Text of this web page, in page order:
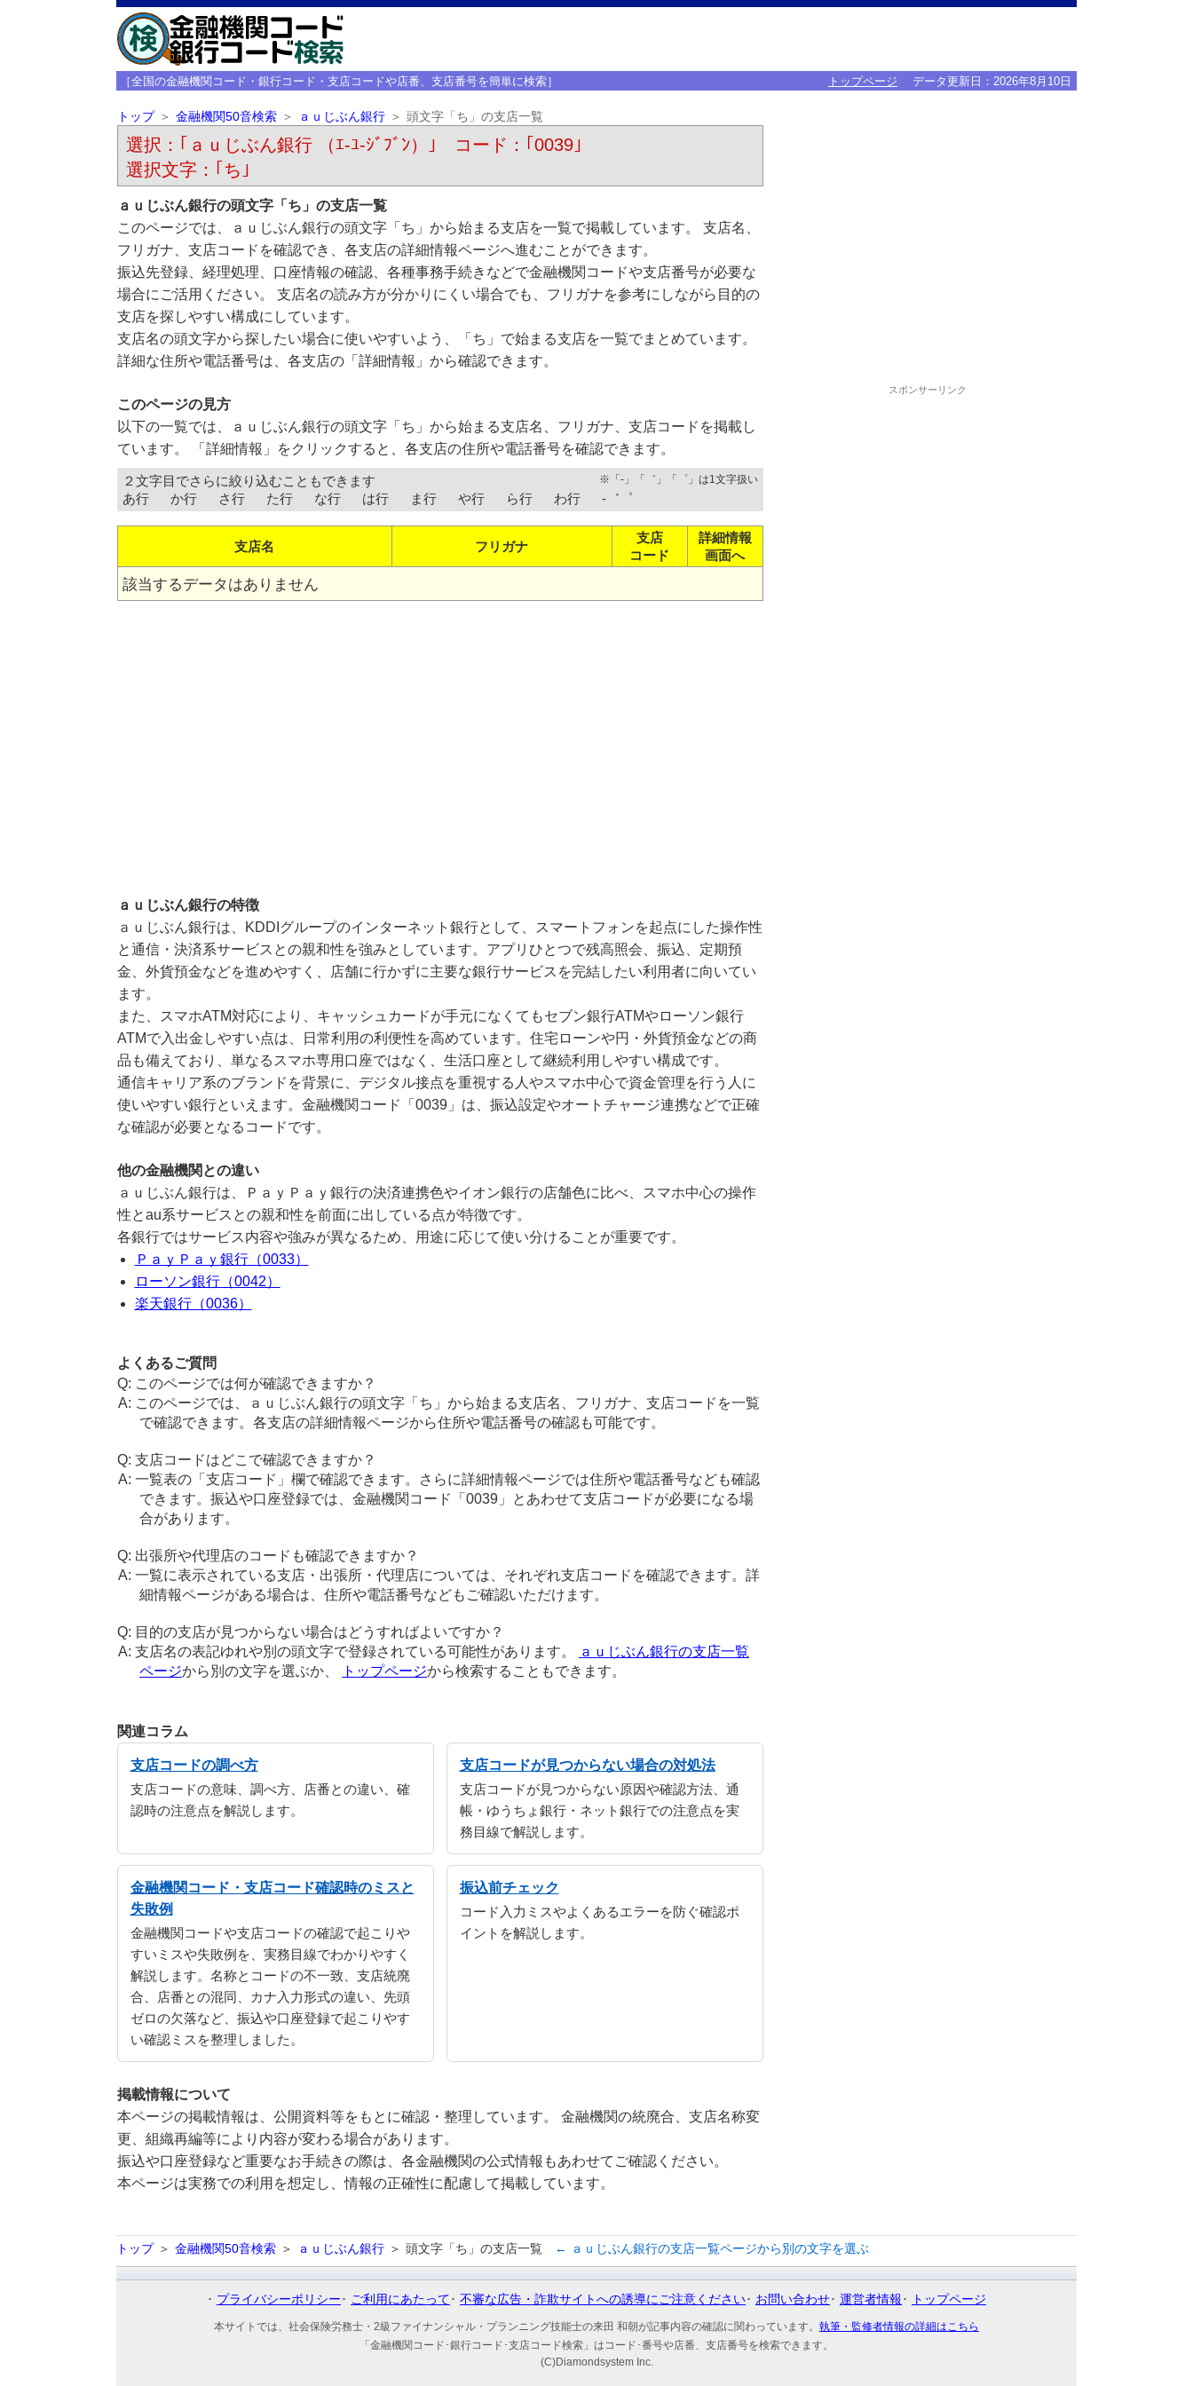
［全国の金融機関コード・銀行コード・支店コードや店番、支店番号を簡単に検索］ トップページ データ更新日： 2026年8月10日
トップ 金融機関50音検索 ａｕじぶん銀行 頭文字「ち」の支店一覧
選択：｢ａｕじぶん銀行 （ｴ-ﾕ-ｼﾞﾌﾞﾝ）｣ コード：｢0039｣
選択文字：｢ち｣
ａｕじぶん銀行の頭文字「ち」の支店一覧
このページでは、ａｕじぶん銀行の頭文字「ち」から始まる支店を一覧で掲載しています。 支店名、
フリガナ、支店コードを確認でき、各支店の詳細情報ページへ進むことができます。
振込先登録、経理処理、口座情報の確認、各種事務手続きなどで金融機関コードや支店番号が必要な
場合にご活用ください。 支店名の読み方が分かりにくい場合でも、フリガナを参考にしながら目的の
支店を探しやすい構成にしています。
支店名の頭文字から探したい場合に使いやすいよう、「ち」で始まる支店を一覧でまとめています。
詳細な住所や電話番号は、各支店の「詳細情報」から確認できます。
このページの見方
以下の一覧では、ａｕじぶん銀行の頭文字「ち」から始まる支店名、フリガナ、支店コードを掲載し
ています。 「詳細情報」をクリックすると、各支店の住所や電話番号を確認できます。
２文字目でさらに絞り込むこともできます ※「-」「゛」「゜」は1文字扱い
あ行 か行 さ行 た行 な行 は行 ま行 や行 ら行 わ行 -゛゜
支店名 フリガナ
支店
コード
詳細情報
画面へ
該当するデータはありません
ａｕじぶん銀行の特徴
ａｕじぶん銀行は、KDDIグループのインターネット銀行として、スマートフォンを起点にした操作性
と通信・決済系サービスとの親和性を強みとしています。アプリひとつで残高照会、振込、定期預
金、外貨預金などを進めやすく、店舗に行かずに主要な銀行サービスを完結したい利用者に向いてい
ます。
また、スマホATM対応により、キャッシュカードが手元になくてもセブン銀行ATMやローソン銀行
ATMで入出金しやすい点は、日常利用の利便性を高めています。住宅ローンや円・外貨預金などの商
品も備えており、単なるスマホ専用口座ではなく、生活口座として継続利用しやすい構成です。
通信キャリア系のブランドを背景に、デジタル接点を重視する人やスマホ中心で資金管理を行う人に
使いやすい銀行といえます。金融機関コード「0039」は、振込設定やオートチャージ連携などで正確
な確認が必要となるコードです。
他の金融機関との違い
ａｕじぶん銀行は、ＰａｙＰａｙ銀行の決済連携色やイオン銀行の店舗色に比べ、スマホ中心の操作
性とau系サービスとの親和性を前面に出している点が特徴です。
各銀行ではサービス内容や強みが異なるため、用途に応じて使い分けることが重要です。
ＰａｙＰａｙ銀行（0033）
ローソン銀行（0042）
楽天銀行（0036）
よくあるご質問
このページでは何が確認できますか？
このページでは、ａｕじぶん銀行の頭文字「ち」から始まる支店名、フリガナ、支店コードを一覧
で確認できます。各支店の詳細情報ページから住所や電話番号の確認も可能です。
支店コードはどこで確認できますか？
一覧表の「支店コード」欄で確認できます。さらに詳細情報ページでは住所や電話番号なども確認
できます。振込や口座登録では、金融機関コード「0039」とあわせて支店コードが必要になる場
合があります。
出張所や代理店のコードも確認できますか？
一覧に表示されている支店・出張所・代理店については、それぞれ支店コードを確認できます。詳
細情報ページがある場合は、住所や電話番号などもご確認いただけます。
目的の支店が見つからない場合はどうすればよいですか？
支店名の表記ゆれや別の頭文字で登録されている可能性があります。
ａｕじぶん銀行の支店一覧
ページから別の文字を選ぶか、 トップページから検索することもできます。
関連コラム
支店コードの調べ方
支店コードの意味、調べ方、店番との違い、確
認時の注意点を解説します。
支店コードが見つからない場合の対処法
支店コードが見つからない原因や確認方法、通
帳・ゆうちょ銀行・ネット銀行での注意点を実
務目線で解説します。
金融機関コード・支店コード確認時のミスと
失敗例
金融機関コードや支店コードの確認で起こりや
すいミスや失敗例を、実務目線でわかりやすく
解説します。名称とコードの不一致、支店統廃
合、店番との混同、カナ入力形式の違い、先頭
ゼロの欠落など、振込や口座登録で起こりやす
い確認ミスを整理しました。
振込前チェック
コード入力ミスやよくあるエラーを防ぐ確認ポ
イントを解説します。
掲載情報について
本ページの掲載情報は、公開資料等をもとに確認・整理しています。 金融機関の統廃合、支店名称変
更、組織再編等により内容が変わる場合があります。
振込や口座登録など重要なお手続きの際は、各金融機関の公式情報もあわせてご確認ください。
本ページは実務での利用を想定し、情報の正確性に配慮して掲載しています。
スポンサーリンク
トップ 金融機関50音検索 ａｕじぶん銀行 頭文字「ち」の支店一覧 ← ａｕじぶん銀行の支店一覧ページから別の文字を選ぶ
プライバシーポリシー ご利用にあたって 不審な広告・詐欺サイトへの誘導にご注意ください お問い合わせ 運営者情報 トップページ
本サイトでは、社会保険労務士・2級ファイナンシャル・プランニング技能士の来田 和朝が記事内容の確認に関わっています。 執筆・監修者情報の詳細はこちら
「金融機関コード･銀行コード･支店コード検索」はコード･番号や店番、支店番号を検索できます。
(C)Diamondsystem Inc.